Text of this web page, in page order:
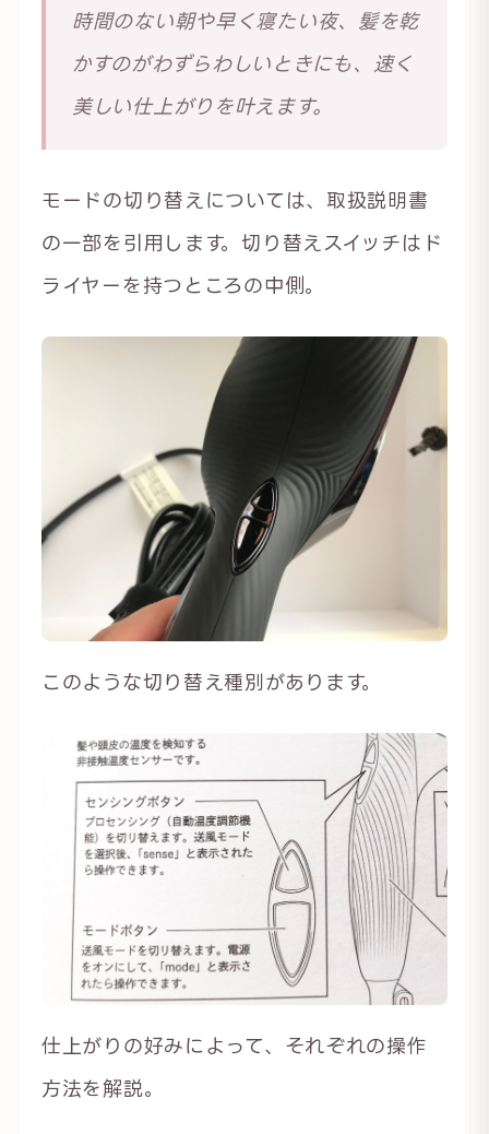
時間のない朝や早く寝たい夜、髪を乾
かすのがわずらわしいときにも、速く
美しい仕上がりを叶えます。
モードの切り替えについては、取扱説明書
の一部を引用します。切り替えスイッチはド
ライヤーを持つところの中側。
このような切り替え種別があります。
仕上がりの好みによって、それぞれの操作
方法を解説。